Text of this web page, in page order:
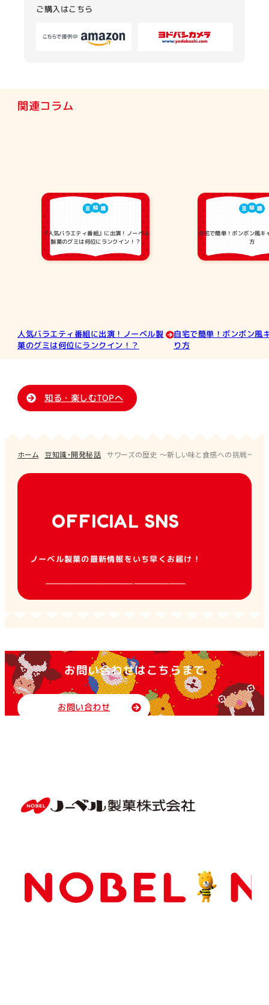
ご購入はこちら
関連コラム
『人気バラエティ番組』に出演！ノーベル
製菓のグミは何位にランクイン！？
人気バラエティ番組に出演！ノーベル製
菓のグミは何位にランクイン！？
自宅で簡単！ボンボン風キ
方
自宅で簡単！ボンボン風
り方
知る・楽しむTOPへ
ホーム 豆知識・開発秘話 サワーズの歴史 ～新しい味と食感への挑戦～
OFFICIAL SNS
ノーベル製菓の最新情報をいち早くお届け！
お問い合わせはこちらまで
お問い合わせ